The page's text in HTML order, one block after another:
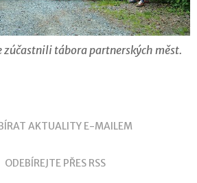
zúčastnili tábora partnerských měst.
AKTUALITY E-MAILEM
ODEBÍREJTE PŘES RSS